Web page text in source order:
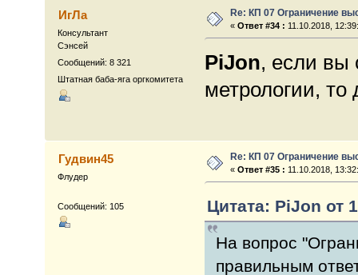
ИгЛа
Консультант
Сэнсей
Сообщений: 8 321
Штатная баба-яга оргкомитета
Re: КП 07 Ограничение
«Ответ #34 : 11.10.2018,
PiJon, если вы
метрологии,
Гудвин45
Флудер
Сообщений: 105
Re: КП 07 Ограничение
«Ответ #35 : 11.10.2018,
Цитата: PiJon от
На вопрос
правильным